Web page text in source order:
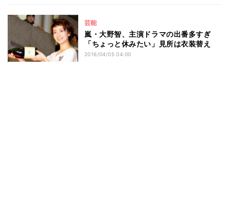
芸能
嵐・大野智、主演ドラマの出番多すぎ
「ちょっと休みたい」見所は衣装替え
2016/04/05 04:00